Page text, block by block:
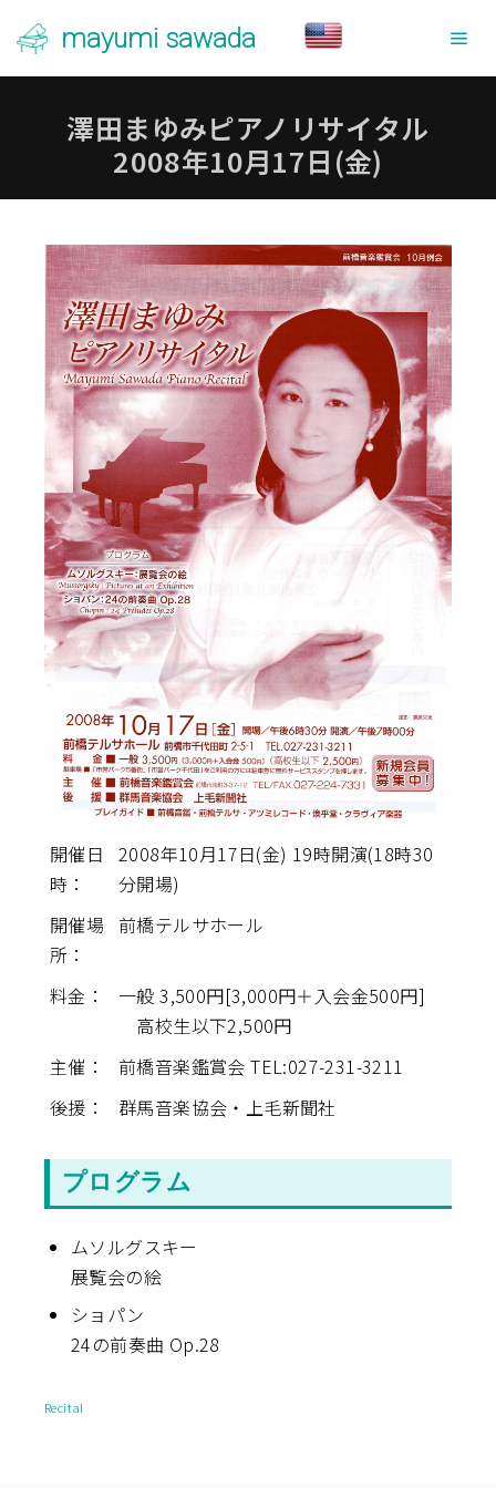
mayumi sawada
澤田まゆみピアノリサイタル
2008年10月17日(金)
開催日
時：
2008年10月17日(金) 19時開演(18時30
分開場)
開催場
所：
前橋テルサホール
料金：
一般 3,500円[3,000円＋入会金500円]
高校生以下2,500円
主催：
前橋音楽鑑賞会 TEL:027-231-3211
後援：
群馬音楽協会・上毛新聞社
プログラム
ムソルグスキー
展覧会の絵
ショパン
24の前奏曲 Op.28
Recital